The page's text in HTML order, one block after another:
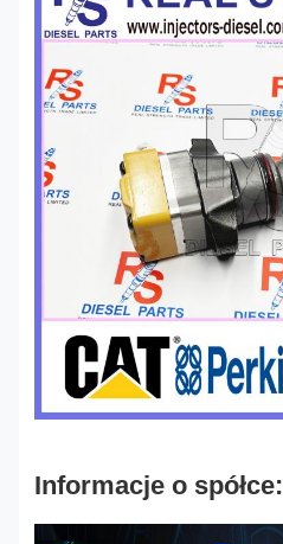
Informacje o spółce: